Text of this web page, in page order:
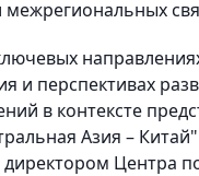
межрегиональных
и перспективах
в контексте
Азия –
директором Центра